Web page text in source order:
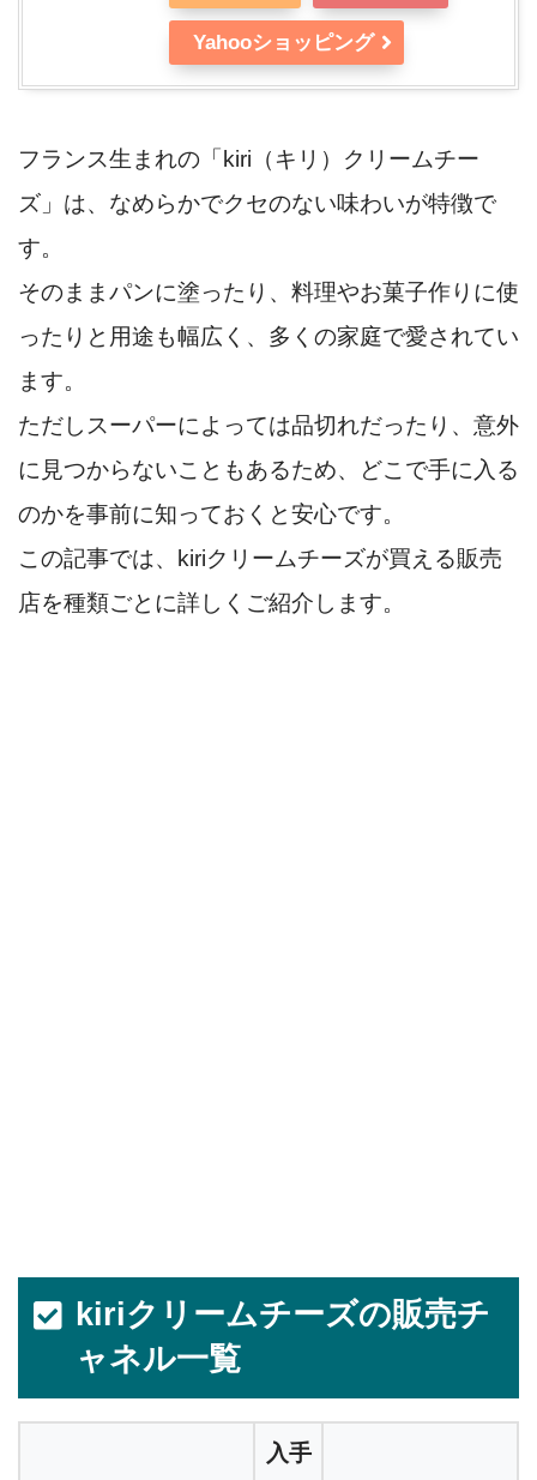
Yahooショッピング
フランス生まれの「kiri（キリ）クリームチー
ズ」は、なめらかでクセのない味わいが特徴で
す。
そのままパンに塗ったり、料理やお菓子作りに使
ったりと用途も幅広く、多くの家庭で愛されてい
ます。
ただしスーパーによっては品切れだったり、意外
に見つからないこともあるため、どこで手に入る
のかを事前に知っておくと安心です。
この記事では、kiriクリームチーズが買える販売
店を種類ごとに詳しくご紹介します。
kiriクリームチーズの販売チ
ャネル一覧
入手